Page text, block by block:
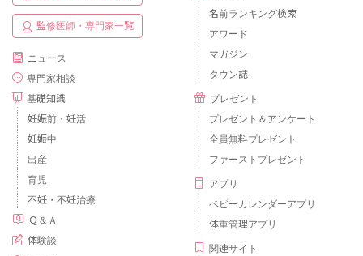
監修医師・専門家一覧
ニュース
専門家相談
基礎知識
妊娠前・妊活
妊娠中
出産
育児
不妊・不妊治療
Ｑ＆Ａ
体験談
名前ランキング検索
アワード
マガジン
タウン誌
プレゼント
プレゼント＆アンケート
全員無料プレゼント
ファーストプレゼント
アプリ
ベビーカレンダーアプリ
体重管理アプリ
関連サイト